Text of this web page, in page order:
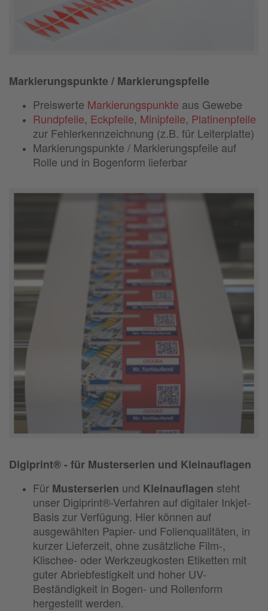
Markierungspunkte / Markierungspfeile
Preiswerte Markierungspunkte aus Gewebe
Rundpfeile, Eckpfeile, Minipfeile, Platinenpfeile
zur Fehlerkennzeichnung (z.B. für Leiterplatte)
Markierungspunkte / Markierungspfeile auf
Rolle und in Bogenform lieferbar
Digiprint® - für Musterserien und Kleinauflagen
Für Musterserien und Kleinauflagen steht
unser Digiprint®-Verfahren auf digitaler Inkjet-
Basis zur Verfügung. Hier können auf
ausgewählten Papier- und Folienqualitäten, in
kurzer Lieferzeit, ohne zusätzliche Film-,
Klischee- oder Werkzeugkosten Etiketten mit
guter Abriebfestigkeit und hoher UV-
Beständigkeit in Bogen- und Rollenform
hergestellt werden.